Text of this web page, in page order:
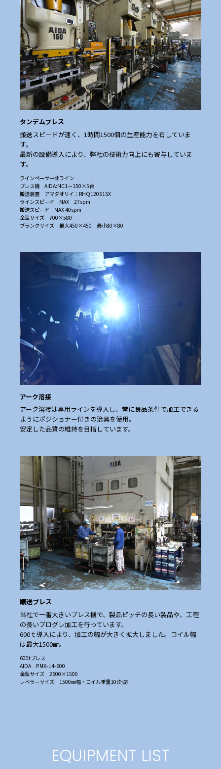
タンデムプレス
搬送スピードが速く、1時間1500個の生産能力を有していま
す。
最新の設備導入により、弊社の技術力向上にも寄与していま
す。
ラインペーサー北ライン
プレス機 AIDA:NC1－150×5台
搬送装置 アマダオリイ：RHQ120S1SX
ラインスピード MAX 27spm
搬送スピード MAX 40spm
金型サイズ 700×580
ブランクサイズ 最大450×450 最小80×80
アーク溶接
アーク溶接は専用ラインを導入し、常に良品条件で加工できる
ようにポジショナー付きの治具を使用。
安定した品質の維持を目指しています。
順送プレス
当社で一番大きいプレス機で、製品ピッチの長い製品や、工程
の長いプログレ加工を行っています。
600ｔ導入により、加工の幅が大きく拡大しました。コイル幅
は最大1500㎜。
600tプレス
AIDA PMX-L4-600
金型サイズ 2600×1500
レベラーサイズ 1500㎜幅・コイル重量10t対応
EQUIPMENT LIST